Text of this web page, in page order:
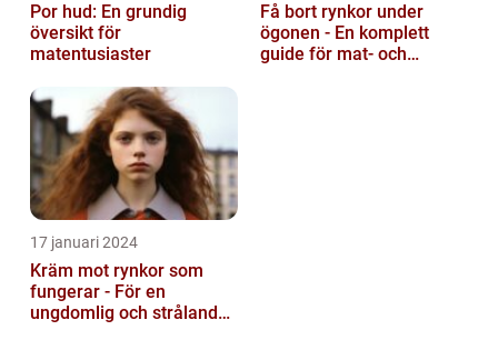
Por hud: En grundig
översikt för
matentusiaster
Få bort rynkor under
ögonen - En komplett
guide för mat- och
17 januari 2024
Kräm mot rynkor som
fungerar - För en
ungdomlig och strålande